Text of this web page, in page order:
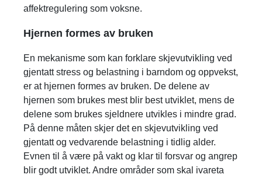
affektregulering som voksne.
Hjernen formes av bruken
En mekanisme som kan forklare skjevutvikling ved
gjentatt stress og belastning i barndom og oppvekst,
er at hjernen formes av bruken. De delene av
hjernen som brukes mest blir best utviklet, mens de
delene som brukes sjeldnere utvikles i mindre grad.
På denne måten skjer det en skjevutvikling ved
gjentatt og vedvarende belastning i tidlig alder.
Evnen til å være på vakt og klar til forsvar og angrep
blir godt utviklet. Andre områder som skal ivareta